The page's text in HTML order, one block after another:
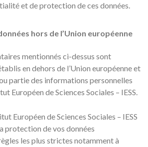
et de protection de ces données.
hors de l’Union européenne
mentionnés ci-dessus sont
en dehors de l’Union européenne et
partie des informations personnelles
Européen de Sciences Sociales – IESS.
Européen de Sciences Sociales – IESS
protection de vos données
les plus strictes notamment à